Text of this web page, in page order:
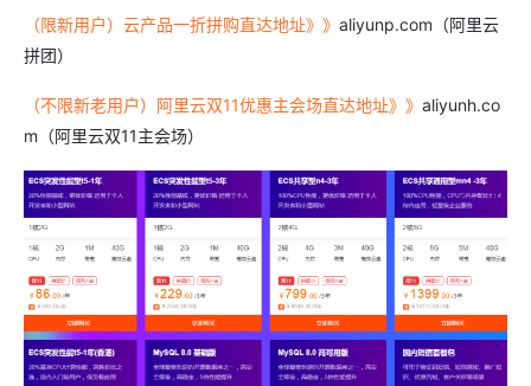
（限新用户）云产品一折拼购直达地址》》 aliyunp.com（阿里云
拼团）
（不限新老用户）阿里云双11优惠主会场直达地址》》 aliyunh.co
m（阿里云双11主会场）